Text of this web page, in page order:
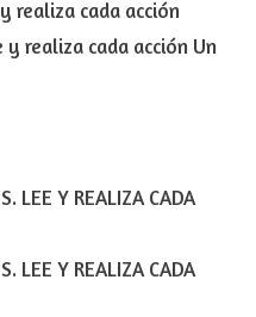
realiza cada acción
y realiza cada acción Un
LEE Y REALIZA CADA
LEE Y REALIZA CADA